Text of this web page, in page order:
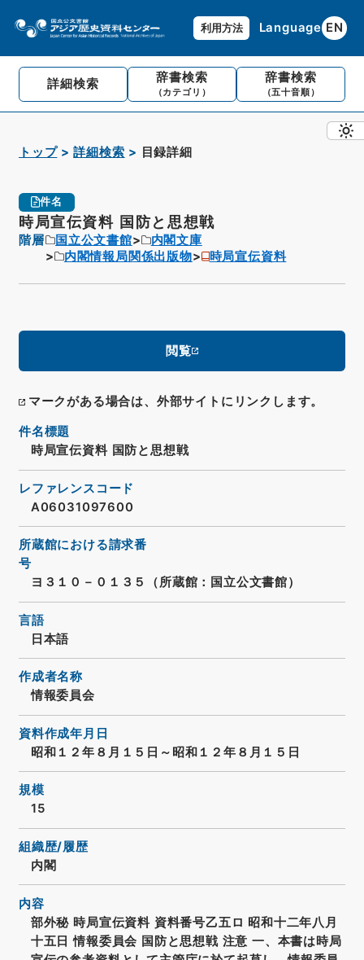
利用方法 Language EN
詳細検索 辞書検索
（カテゴリ）
辞書検索
（五十音順）
トップ 詳細検索 目録詳細
件名
時局宣伝資料 国防と思想戦
階層 国立公文書館
内閣文庫
内閣情報局関係出版物
時局宣伝資料
閲覧
マークがある場合は、外部サイトにリンクします。
件名標題
時局宣伝資料 国防と思想戦
レファレンスコード
A06031097600
所蔵館における請求番
号
ヨ３１０－０１３５（所蔵館：国立公文書館）
言語
日本語
作成者名称
情報委員会
資料作成年月日
昭和１２年８月１５日～昭和１２年８月１５日
規模
15
組織歴/履歴
内閣
内容
部外秘 時局宣伝資料 資料番号乙五ロ 昭和十二年八月
十五日 情報委員会 国防と思想戦 注意 一、本書は時局